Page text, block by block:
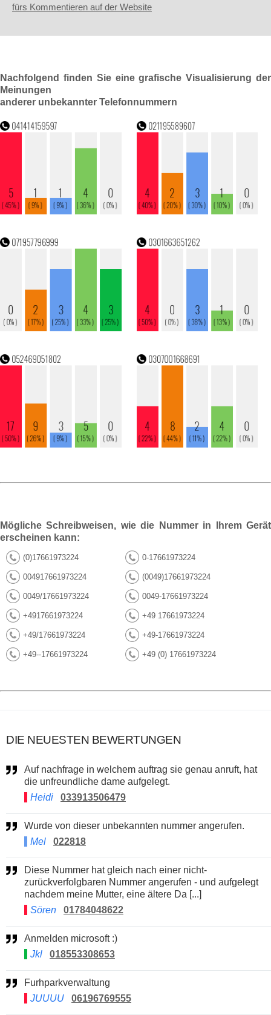
fürs Kommentieren auf der Website
Nachfolgend finden Sie eine grafische Visualisierung der
Meinungen
anderer unbekannter Telefonnummern
Mögliche Schreibweisen, wie die Nummer in Ihrem Gerät
erscheinen kann:
(0)17661973224 0-17661973224
004917661973224 (0049)17661973224
0049/17661973224 0049-17661973224
+4917661973224 +49 17661973224
+49/17661973224 +49-17661973224
+49--17661973224 +49 (0) 17661973224
DIE NEUESTEN BEWERTUNGEN
Auf nachfrage in welchem auftrag sie genau anruft, hat
die unfreundliche dame aufgelegt.
Heidi
033913506479
Wurde von dieser unbekannten nummer angerufen.
Mel
022818
Diese Nummer hat gleich nach einer nicht-
zurückverfolgbaren Nummer angerufen - und aufgelegt
nachdem meine Mutter, eine ältere Da [...]
Sören
01784048622
Anmelden microsoft :)
Jkl
018553308653
Furhparkverwaltung
JUUUU
06196769555